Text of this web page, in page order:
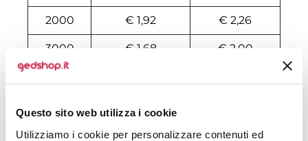
Questo sito web utilizza i cookie
Utilizziamo i cookie per personalizzare contenuti ed
2000 € 1,92 € 2,26
3000 € 1,68 € 2,00
6000 € 1,53 € 1,79